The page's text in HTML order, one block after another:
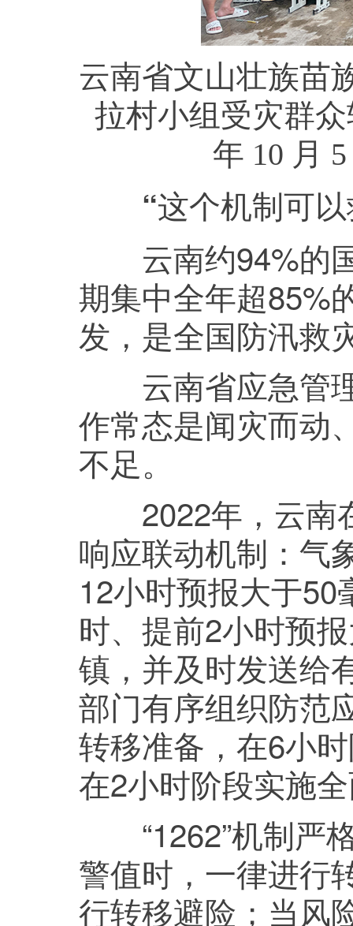
云南省文山壮族苗
拉村小组受灾群
年 10 月
“这个机制可以
云南约94%的国
期集中全年超85%
发，是全国防汛救
云南省应急管理
作常态是闻灾而动
不足。
2022年，云南在
响应联动机制：气
12小时预报大于
时、提前2小时预
镇，并及时发送给
部门有序组织防范
转移准备，在6小
在2小时阶段实施
“1262”机制严格
警值时，一律进行
行转移避险；当风